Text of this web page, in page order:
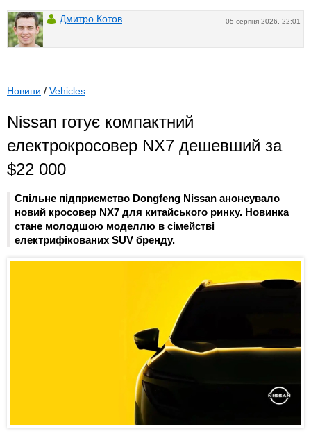
05 серпня 2026, 22:01
Дмитро Котов
Новини / Vehicles
Nissan готує компактний
електрокросовер NX7 дешевший за
$22 000
Спільне підприємство Dongfeng Nissan анонсувало
новий кросовер NX7 для китайського ринку. Новинка
стане молодшою моделлю в сімействі
електрифікованих SUV бренду.